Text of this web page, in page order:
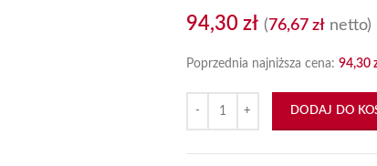
94,30 zł (76,67 zł netto)
Poprzednia najniższa cena: 94,30
DODAJ DO